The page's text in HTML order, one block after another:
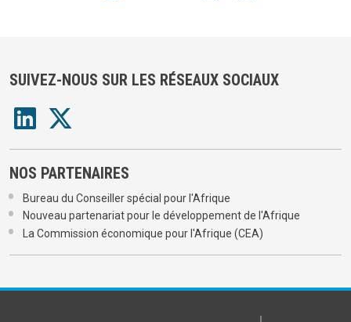
SUIVEZ-NOUS SUR LES RÉSEAUX SOCIAUX
NOS PARTENAIRES
Bureau du Conseiller spécial pour l'Afrique
Nouveau partenariat pour le développement de l'Afrique
La Commission économique pour l'Afrique (CEA)